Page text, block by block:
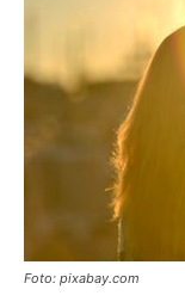
Foto: pixabay.com